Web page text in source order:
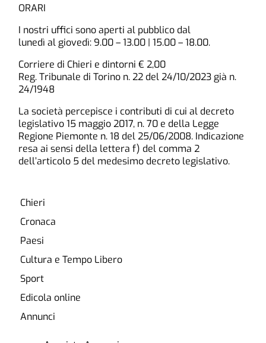
ORARI
I nostri uffici sono aperti al pubblico dal
lunedì al giovedì: 9.00 – 13.00 | 15.00 – 18.00.
Corriere di Chieri e dintorni € 2,00
Reg. Tribunale di Torino n. 22 del 24/10/2023 già n.
24/1948
La società percepisce i contributi di cui al decreto
legislativo 15 maggio 2017, n. 70 e della Legge
Regione Piemonte n. 18 del 25/06/2008. Indicazione
resa ai sensi della lettera f) del comma 2
dell’articolo 5 del medesimo decreto legislativo.
Chieri
Cronaca
Paesi
Cultura e Tempo Libero
Sport
Edicola online
Annunci